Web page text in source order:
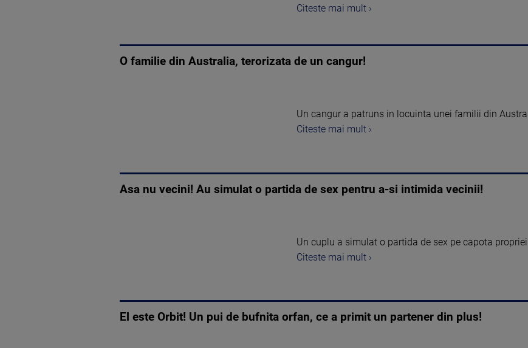
Citeste mai mult ›
O familie din Australia, terorizata de un cangur!
Un cangur a patruns in locuinta unei familii din
Citeste mai mult ›
Asa nu vecini! Au simulat o partida de sex pentru a-si intimida vecinii!
Un cuplu a simulat o partida de sex pe capota
Citeste mai mult ›
El este Orbit! Un pui de bufnita orfan, ce a primit un partener din plus!